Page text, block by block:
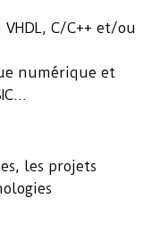
C/C++ et/ou
numérique et
les projets